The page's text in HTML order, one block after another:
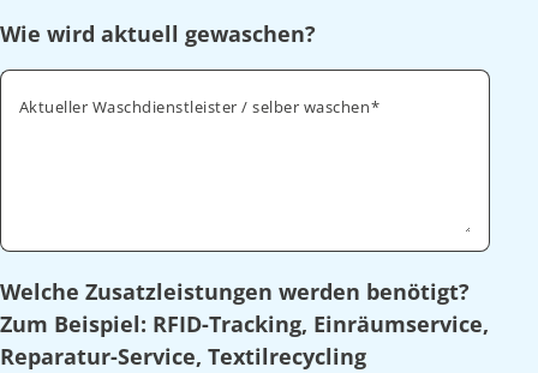
Wie wird aktuell gewaschen?
Aktueller Waschdienstleister / selber waschen
Welche Zusatzleistungen werden benötigt?
Zum Beispiel: RFID-Tracking, Einräumservice,
Reparatur-Service, Textilrecycling